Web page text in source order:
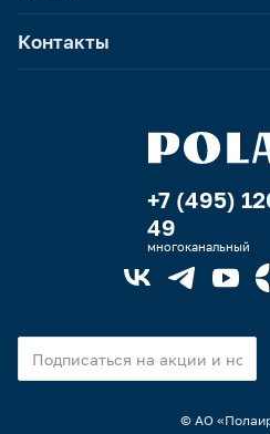
Контакты
+7 (495)
49
многоканальный
© АО